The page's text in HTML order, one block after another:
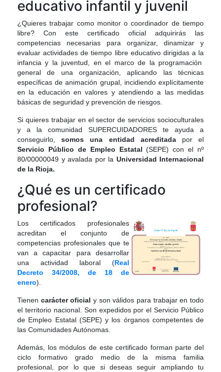
educativo infantil y juvenil
¿Quieres trabajar como monitor o coordinador de tiempo
libre? Con este certificado oficial adquirirás las
competencias necesarias para organizar, dinamizar y
evaluar actividades de tiempo libre educativo dirigidas a la
infancia y la juventud, en el marco de la programación
general de una organización, aplicando las técnicas
específicas de animación grupal, incidiendo explícitamente
en la educación en valores y atendiendo a las medidas
básicas de seguridad y prevención de riesgos.
Si quieres trabajar en el sector de servicios socioculturales
y a la comunidad SUPERCUIDADORES te ayuda a
conseguirlo,somos una entidad acreditadapor el
Servicio Público de Empleo Estatal (SEPE) con el nº
80/00000049 y avalada por la Universidad Internacional
de la Rioja.
¿Qué es un certificado
profesional?
Los certificados profesionales
acreditan el conjunto de
competencias profesionales que te
van a capacitar para desarrollar
una actividad laboral (Real
Decreto 34/2008, de 18 de
enero).
Tienen carácter oficial y son válidos para trabajar en todo
el territorio nacional. Son expedidos por el Servicio Público
de Empleo Estatal (SEPE) y los órganos competentes de
las Comunidades Autónomas.
Además, los módulos de este certificado forman parte del
ciclo formativo grado medio de la misma familia
profesional, por lo que si deseas seguir ampliando tu